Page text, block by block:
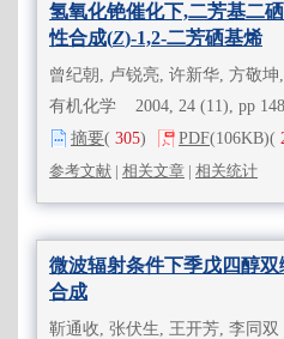
氢氧化铯催化下,二芳基二
性合成(Z)-1,2-二芳硒基烯
曾纪朝, 卢锐亮, 许新华, 方敬
有机化学 2004, 24 (11), pp
摘要( 305) PDF(106KB)(
参考文献 | 相关文章 | 相关统计
微波辐射条件下季戊四醇
合成
靳通收, 张伏生, 王开芳, 李同双